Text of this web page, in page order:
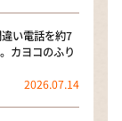
い電話を約7
カヨコのふり
2026.07.14